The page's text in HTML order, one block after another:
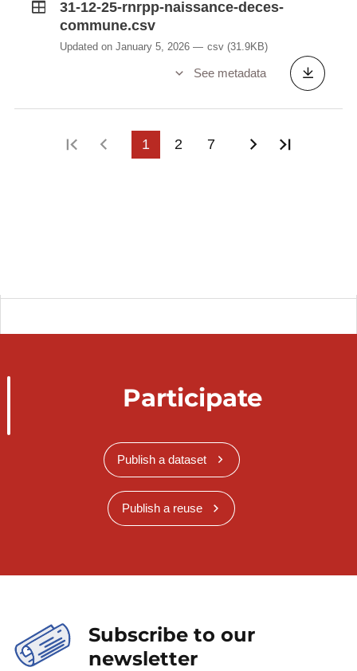
31-12-25-rnrpp-naissance-deces-
commune.csv
Updated on January 5, 2026 csv (31.9KB)
See metadata
First pagePrevious page
1 2 7 Next page
Participate
Publish a dataset
Publish a reuse
Subscribe to our
newsletter